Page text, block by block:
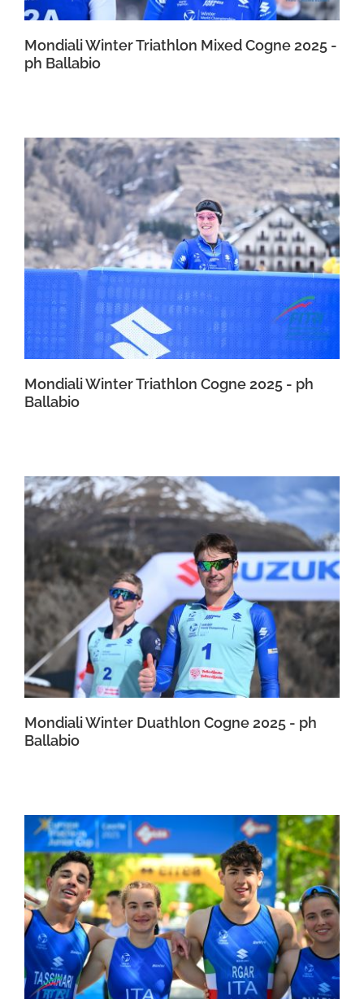
Mondiali Winter Triathlon Mixed Cogne 2025 -
ph Ballabio
Mondiali Winter Triathlon Cogne 2025 - ph
Ballabio
Mondiali Winter Duathlon Cogne 2025 - ph
Ballabio